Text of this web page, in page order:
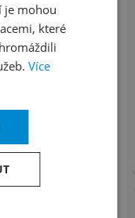
je mohou
které
Více